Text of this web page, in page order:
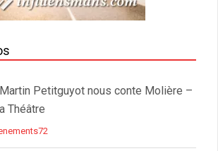
Martin Petitguyot nous conte Molière –
Théâtre